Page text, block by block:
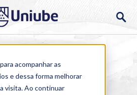
acompanhar as
e dessa forma melhorar
visita. Ao continuar